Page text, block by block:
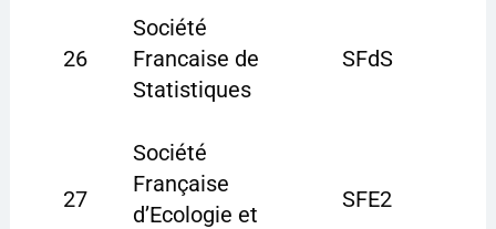
26
Société
Francaise de
Statistiques
SFdS
27
Société
Française
d’Ecologie et
SFE2